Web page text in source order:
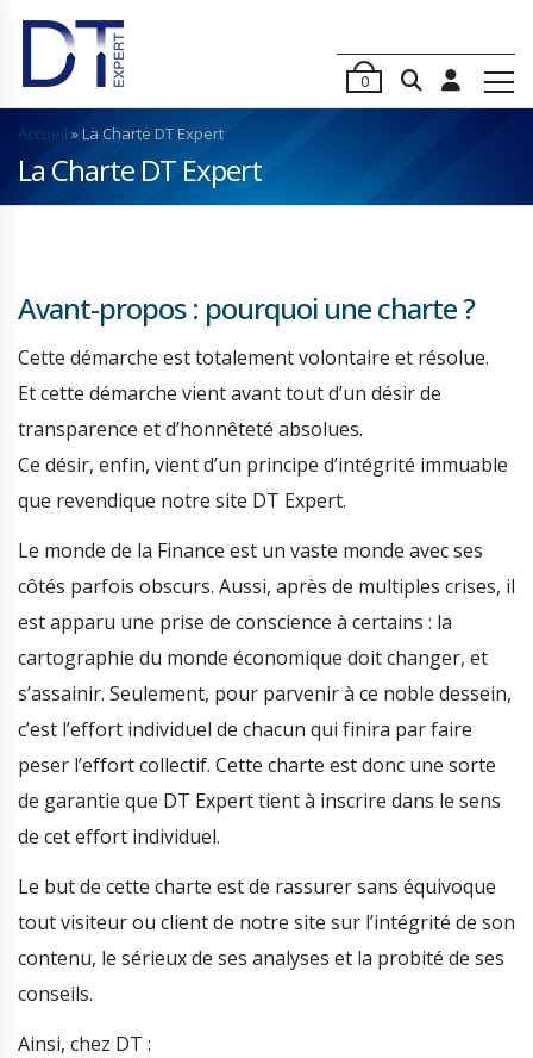
0
Accueil »La Charte DT Expert
La Charte DT Expert
Avant-propos : pourquoi une charte ?
Cette démarche est totalement volontaire et résolue.
Et cette démarche vient avant tout d’un désir de
transparence et d’honnêteté absolues.
Ce désir, enfin, vient d’un principe d’intégrité immuable
que revendique notre site DT Expert.
Le monde de la Finance est un vaste monde avec ses
côtés parfois obscurs. Aussi, après de multiples crises, il
est apparu une prise de conscience à certains : la
cartographie du monde économique doit changer, et
s’assainir. Seulement, pour parvenir à ce noble dessein,
c’est l’effort individuel de chacun qui finira par faire
peser l’effort collectif. Cette charte est donc une sorte
de garantie que DT Expert tient à inscrire dans le sens
de cet effort individuel.
Le but de cette charte est de rassurer sans équivoque
tout visiteur ou client de notre site sur l’intégrité de son
contenu, le sérieux de ses analyses et la probité de ses
conseils.
Ainsi, chez DT :